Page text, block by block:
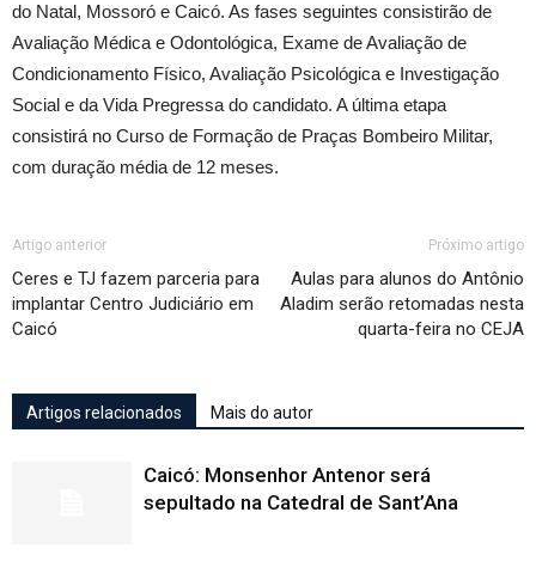
do Natal, Mossoró e Caicó. As fases seguintes consistirão de
Avaliação Médica e Odontológica, Exame de Avaliação de
Condicionamento Físico, Avaliação Psicológica e Investigação
Social e da Vida Pregressa do candidato. A última etapa
consistirá no Curso de Formação de Praças Bombeiro Militar,
com duração média de 12 meses.
Artigo anterior
Ceres e TJ fazem parceria para
implantar Centro Judiciário em
Caicó
Próximo artigo
Aulas para alunos do Antônio
Aladim serão retomadas nesta
quarta-feira no CEJA
Artigos relacionados Mais do autor
Caicó: Monsenhor Antenor será
sepultado na Catedral de Sant’Ana